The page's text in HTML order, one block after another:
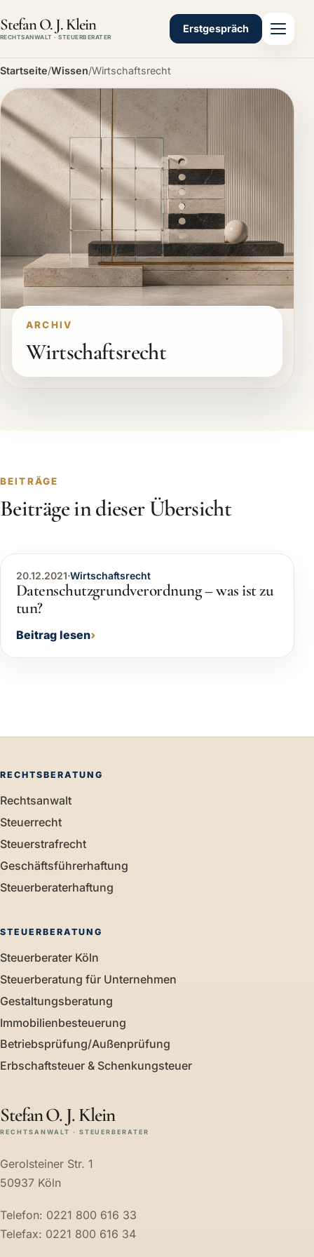
Stefan O. J. Klein
RECHTSANWALT · STEUERBERATER
Erstgespräch
Startseite/Wissen/Wirtschaftsrecht
ARCHIV
Wirtschaftsrecht
BEITRÄGE
Beiträge in dieser Übersicht
20.12.2021·Wirtschaftsrecht
Datenschutzgrundverordnung – was ist zu
tun?
Beitrag lesen
RECHTSBERATUNG
Rechtsanwalt
Steuerrecht
Steuerstrafrecht
Geschäftsführerhaftung
Steuerberaterhaftung
STEUERBERATUNG
Steuerberater Köln
Steuerberatung für Unternehmen
Gestaltungsberatung
Immobilienbesteuerung
Betriebsprüfung/Außenprüfung
Erbschaftsteuer & Schenkungsteuer
Stefan O. J. Klein
RECHTSANWALT · STEUERBERATER
Gerolsteiner Str. 1
50937 Köln
Telefon: 0221 800 616 33
Telefax: 0221 800 616 34